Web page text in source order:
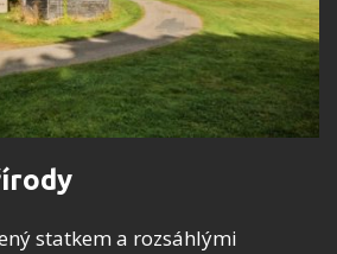
statkem a rozsáhlými